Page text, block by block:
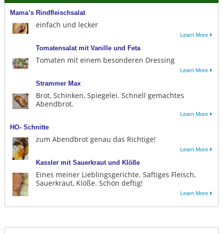
Mama’s Rindfleischsalat
einfach und lecker
Learn More
Tomatensalat mit Vanille und Feta
Tomaten mit einem besonderen Dressing
Learn More
Strammer Max
Brot, Schinken, Spiegelei. Schnell gemachtes
Abendbrot.
Learn More
HO- Schnitte
zum Abendbrot genau das Richtige!
Learn More
Kassler mit Sauerkraut und Klöße
Eines meiner Lieblingsgerichte. Saftiges Fleisch,
Sauerkraut, Klöße. Schön deftig!
Learn More